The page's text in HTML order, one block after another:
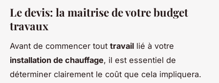
Le devis: la maitrise de votre budget
travaux
Avant de commencer tout travail lié à votre
installation de chauffage, il est essentiel de
déterminer clairement le coût que cela impliquera.